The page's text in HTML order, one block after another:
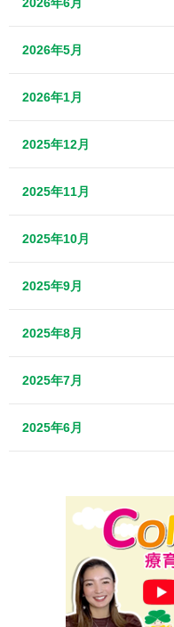
2026年5月
2026年1月
2025年12月
2025年11月
2025年10月
2025年9月
2025年8月
2025年7月
2025年6月